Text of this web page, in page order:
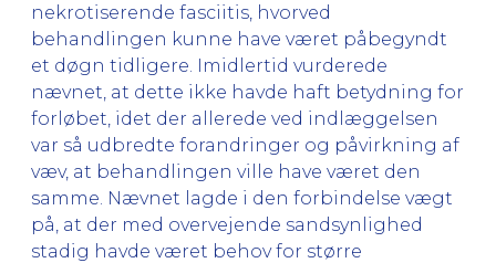
nekrotiserende fasciitis, hvorved
behandlingen kunne have været påbegyndt
et døgn tidligere. Imidlertid vurderede
nævnet, at dette ikke havde haft betydning for
forløbet, idet der allerede ved indlæggelsen
var så udbredte forandringer og påvirkning af
væv, at behandlingen ville have været den
samme. Nævnet lagde i den forbindelse vægt
på, at der med overvejende sandsynlighed
stadig havde været behov for større